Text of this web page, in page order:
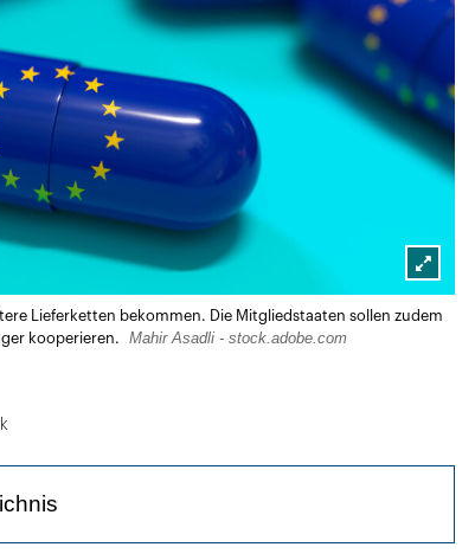
Lightbox
öffnen
Lieferketten bekommen. Die Mitgliedstaaten sollen zudem
kooperieren.
Mahir Asadli - stock.adobe.com